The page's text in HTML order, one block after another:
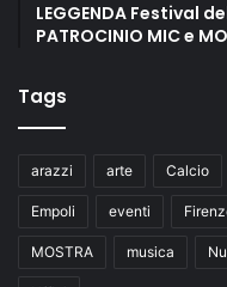
LEGGENDA Festival
PATROCINIO MIC e
Tags
arazzi arte Calcio
Empoli eventi
MOSTRA musica